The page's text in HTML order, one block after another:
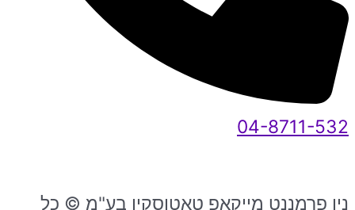
04-8711-532
ניו פרמננט מייקאפ טאטוסקין בע"מ © כל